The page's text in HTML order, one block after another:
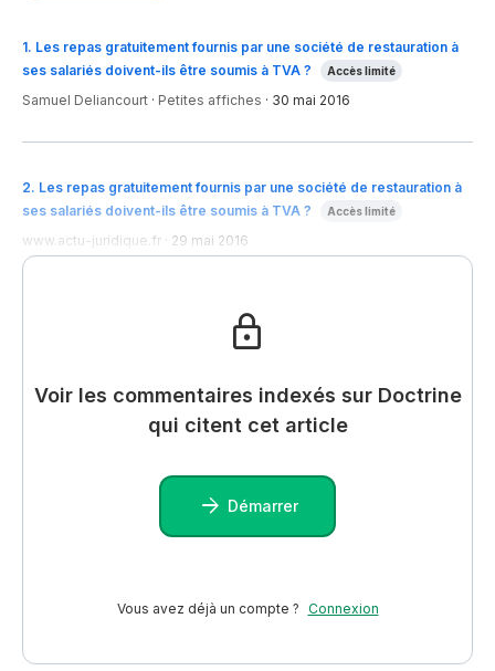
1. Les repas gratuitement fournis par une société de restauration à
ses salariés doivent-ils être soumis à TVA ?
Accès limité
Samuel Deliancourt · Petites affiches · 30 mai 2016
2. Les repas gratuitement fournis par une société de restauration à
ses salariés doivent-ils être soumis à TVA ?
Accès limité
www.actu-juridique.fr · 29 mai 2016
Voir les commentaires indexés sur Doctrine
qui citent cet article
Démarrer
Vous avez déjà un compte ? Connexion